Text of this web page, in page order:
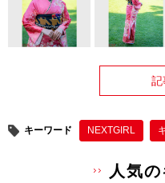
記
キーワード NEXTGIRL
人気